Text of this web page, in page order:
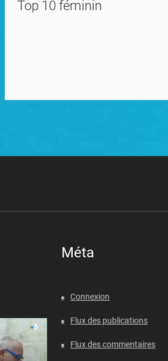
Top 10 féminin
Méta
Connexion
Flux des publications
Flux des commentaires